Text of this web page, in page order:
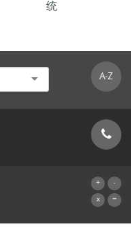
统
A-Z